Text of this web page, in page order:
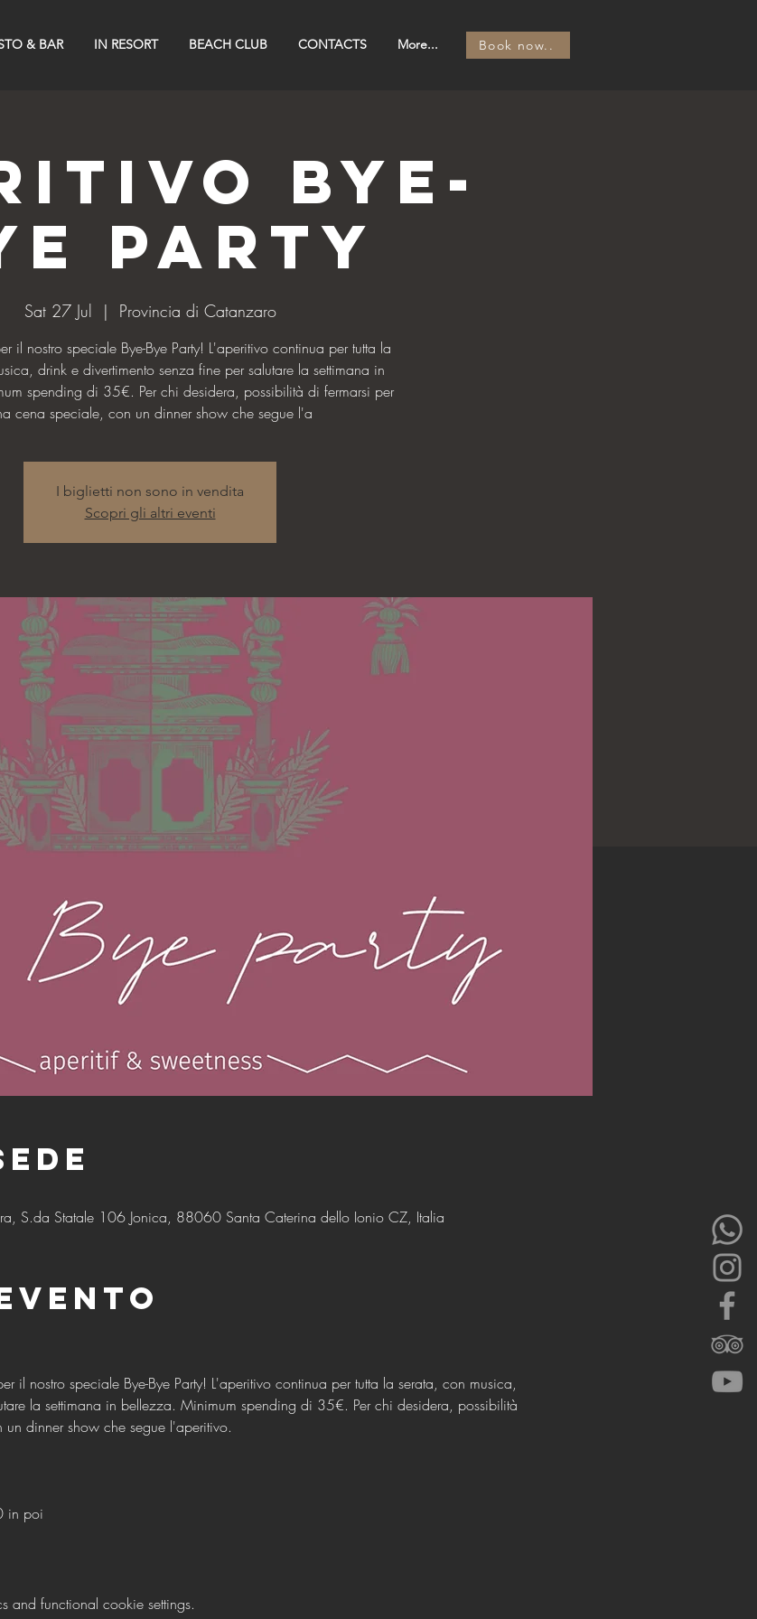
& BAR IN RESORT BEACH CLUB CONTACTS More... Book now..
Bye-
Party
Sat 27 Jul
  |
Provincia di Catanzaro
il nostro speciale Bye-Bye Party! L'aperitivo continua per tutta la
drink e divertimento senza fine per salutare la settimana in
spending di 35€. Per chi desidera, possibilità di fermarsi per
cena speciale, con un dinner show che segue l'a
I biglietti non sono in vendita
Scopri gli altri eventi
S.da Statale 106 Jonica, 88060 Santa Caterina dello Ionio CZ, Italia
il nostro speciale Bye-Bye Party! L'aperitivo continua per tutta la serata, con musica,
la settimana in bellezza. Minimum spending di 35€. Per chi desidera, possibilità
dinner show che segue l'aperitivo.
in poi
and functional cookie settings.